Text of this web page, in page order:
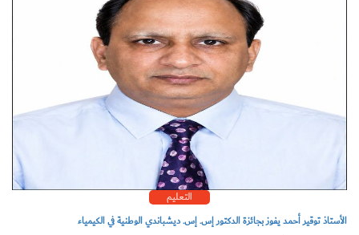
التعليم
الأستاذ توقير أحمد يفوز بجائزة الدكتور إس. إس. ديشباندي الوطنية في الكيمياء